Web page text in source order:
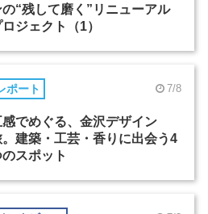
の“残して磨く”リニューアル
ロジェクト（1）
ポート 7/8
感でめぐる、金沢デザイン
。建築・工芸・香りに出会う4
スポット